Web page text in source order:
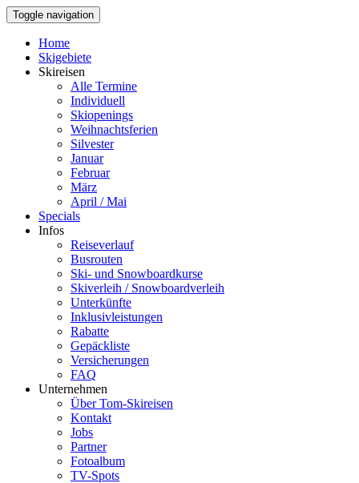
Toggle navigation
Home
Skigebiete
Skireisen
Alle Termine
Individuell
Skiopenings
Weihnachtsferien
Silvester
Januar
Februar
März
April / Mai
Specials
Infos
Reiseverlauf
Busrouten
Ski- und Snowboardkurse
Skiverleih / Snowboardverleih
Unterkünfte
Inklusivleistungen
Rabatte
Gepäckliste
Versicherungen
FAQ
Unternehmen
Über Tom-Skireisen
Kontakt
Jobs
Partner
Fotoalbum
TV-Spots